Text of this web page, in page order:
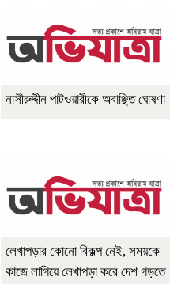
নাসীরুদ্দীন পাটওয়ারীকে অবাঞ্ছিত ঘোষণা
লেখাপড়ার কোনো বিকল্প নেই, সময়কে
কাজে লাগিয়ে লেখাপড়া করে দেশ গড়তে